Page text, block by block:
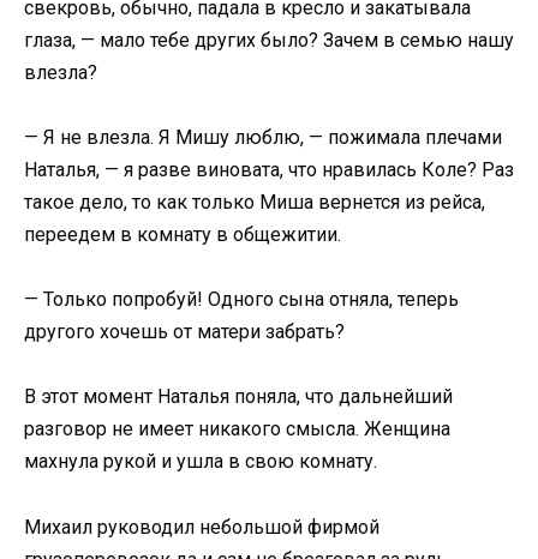
свекровь, обычно, падала в кресло и закатывала
глаза, — мало тебе других было? Зачем в семью нашу
влезла?
— Я не влезла. Я Мишу люблю, — пожимала плечами
Наталья, — я разве виновата, что нравилась Коле? Раз
такое дело, то как только Миша вернется из рейса,
переедем в комнату в общежитии.
— Только попробуй! Одного сына отняла, теперь
другого хочешь от матери забрать?
В этот момент Наталья поняла, что дальнейший
разговор не имеет никакого смысла. Женщина
махнула рукой и ушла в свою комнату.
Михаил руководил небольшой фирмой